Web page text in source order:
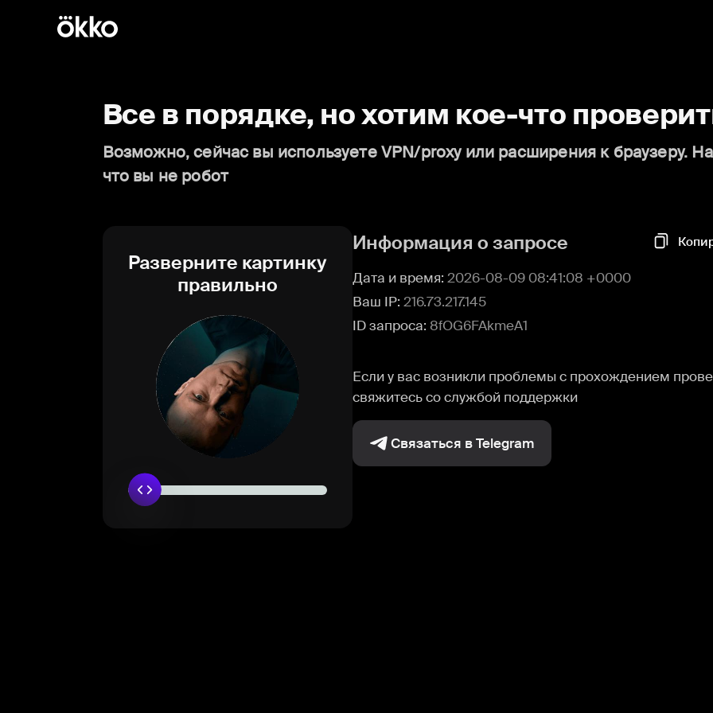
Все в порядке, но хотим кое-что
Возможно, сейчас вы используете VPN/proxy или расширения к браузеру.
что вы не робот
Разверните картинку
правильно
Информация о запросе
Дата и время: 2026-08-09 08:41:08 +0000
Ваш IP: 216.73.217.145
ID запроса: 8fOG6FAkmeA1
Если у вас возникли проблемы с прохождением
свяжитесь со службой поддержки
Связаться в Telegram